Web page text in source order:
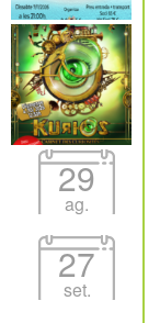
29
ag.
27
set.